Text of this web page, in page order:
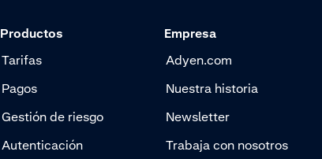
Productos
Tarifas
Pagos
Gestión de riesgo
Autenticación
Empresa
Adyen.com
Nuestra historia
Newsletter
Trabaja con nosotros